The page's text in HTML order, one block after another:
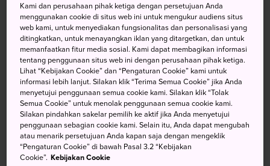
maupun Paralimpiade serta lokasi pertandingan atletik dan
beberapa pertandingan sepak bola.
Stadion senilai 157 miliar yen (sekitar 20 trilyun rupiah) ini
adalah bisnis gabungan antara arsitek ternama Kengo
Kuma, Taisei Corporation, dan Azusa Sekkei.
Jangan Lewatkan
Garis-garis kayu dan baja yang berpadu
Kami dan perusahaan pihak ketiga dengan persetujuan Anda
menggunakan cookie di situs web ini untuk mengukur audiens situs
web kami, untuk menyediakan fungsionalitas dan personalisasi yang
ditingkatkan, untuk menayangkan iklan yang ditargetkan, dan untuk
memanfaatkan fitur media sosial. Kami dapat membagikan informasi
tentang penggunaan situs web ini dengan perusahaan pihak ketiga.
Lihat “Kebijakan Cookie” dan “Pengaturan Cookie” kami untuk
informasi lebih lanjut. Silakan klik “Terima Semua Cookie” jika Anda
menyetujui penggunaan semua cookie kami. Silakan klik “Tolak
Semua Cookie” untuk menolak penggunaan semua cookie kami.
Silakan pindahkan sakelar pemilih ke aktif jika Anda menyetujui
penggunaan sebagian cookie kami. Selain itu, Anda dapat mengubah
atau menarik persetujuan Anda kapan saja dengan mengeklik
“Pengaturan Cookie” di bawah Pasal 3.2 “Kebijakan
Cookie”. Kebijakan Cookie